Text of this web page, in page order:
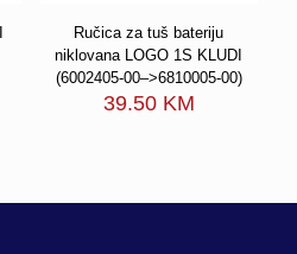
Ručica za tuš bateriju
niklovana LOGO 1S KLUDI
(6002405-00–>6810005-00)
39.50 KM